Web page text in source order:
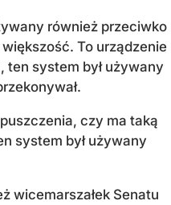
również przeciwko
To urządzenie
ten system był używany
czy ma taką
system był używany
wicemarszałek Senatu